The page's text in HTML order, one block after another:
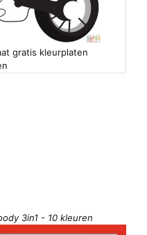
gratis kleurplaten
3in1 - 10 kleuren